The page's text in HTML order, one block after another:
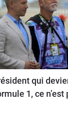
qui
1, ce